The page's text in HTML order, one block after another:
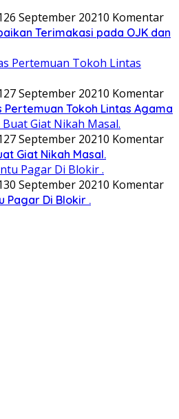
26 September 20210 Komentar
Terimakasi pada OJK dan
27 September 20210 Komentar
Pertemuan Tokoh Lintas Agama
27 September 20210 Komentar
Giat Nikah Masal.
30 September 20210 Komentar
Pagar Di Blokir .